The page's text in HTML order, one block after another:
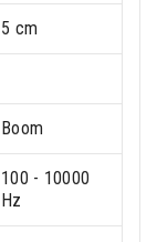
5 cm
Boom
100 - 10000
Hz